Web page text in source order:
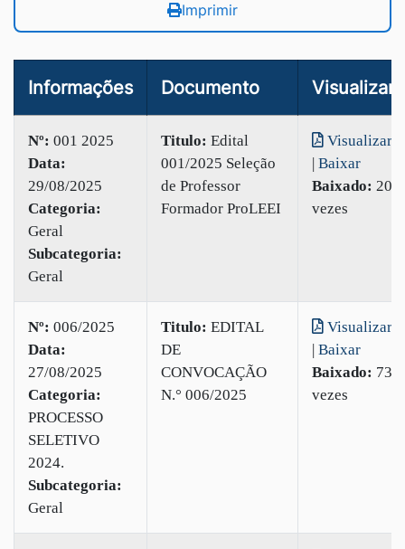
Imprimir
Informações Documento Visualizar
Nº: 001 2025
Data:
29/08/2025
Categoria:
Geral
Subcategoria:
Geral
Titulo: Edital
001/2025 Seleção
de Professor
Formador ProLEEI
Visualizar
| Baixar
Baixado: 20
vezes
Nº: 006/2025
Data:
27/08/2025
Categoria:
PROCESSO
SELETIVO
2024.
Subcategoria:
Geral
Titulo: EDITAL
DE
CONVOCAÇÃO
N.° 006/2025
Visualizar
| Baixar
Baixado: 73
vezes